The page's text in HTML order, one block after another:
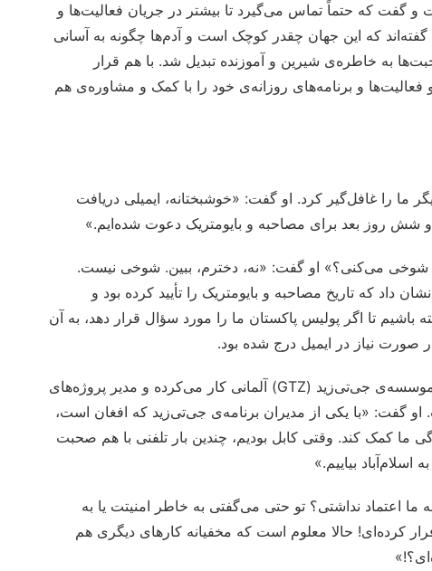
گفت که حتماً تماس می‌گیرد تا بیشتر در جریان فعالیت‌ها و
که این جهان چقدر کوچک است و آدم‌ها چگونه به آسانی
به خاطره‌ی شیرین و آموزنده تبدیل شد. با هم قرار
و برنامه‌های روزانه‌ی خود را با کمک و مشاوره‌ی هم
را غافل‌گیر کرد. او گفت: «خوشبختانه، ایمیلی دریافت
شش روز بعد برای مصاحبه و بایومتریک دعوت شده‌ایم.»
شوخی می‌کنی؟» او گفت: «نه، دخترم، ببین. شوخی نیست.
داد که تاریخ مصاحبه و بایومتریک را تأیید کرده بود و
باشیم تا اگر پولیس پاکستان ما را مورد سؤال قرار دهد، به آن
نیاز در ایمیل درج شده بود.
پدرم توضیح داد که در فاصله‌ی سال‌های ۲۰۰۵ تا ۲۰۱۲ با موسسه‌ی جی‌تی‌زید (GTZ) آلمانی کار می‌کرده و مدیر پروژه‌های
گفت: «با یکی از مدیران برنامه‌ی جی‌تی‌زید که افغان است،
ما کمک کند. وقتی کابل بودیم، چندین بار تلفنی با هم صحبت
بیاییم.»
ما اعتماد نداشتی؟ تو حتی می‌گفتی به خاطر امنیتت یا به
کرده‌ای! حالا معلوم است که مخفیانه کارهای دیگری هم